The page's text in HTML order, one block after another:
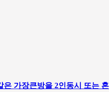
가장큰방을 2인동시 또는